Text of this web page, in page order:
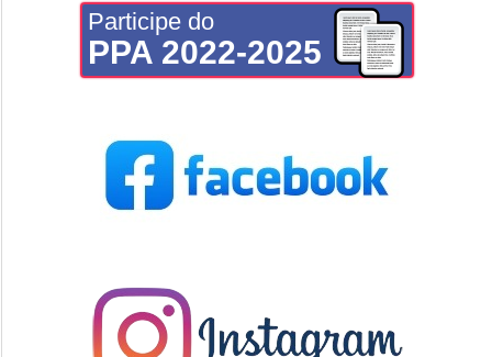
Participe do
PPA 2022-2025